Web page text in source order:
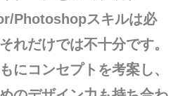
Photoshopスキルは必
れだけでは不十分です。
にコンセプトを考案し、